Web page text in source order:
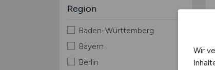
Region
Baden-Württemberg
Bayern
Berlin
Wir